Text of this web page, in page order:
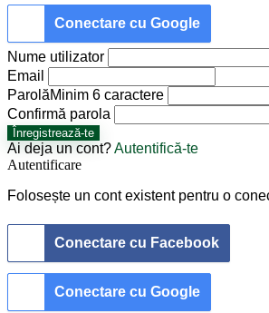
Conectare cu Google
Nume utilizator
Email
ParolăMinim 6 caractere
Confirmă parola
Înregistrează-te
Ai deja un cont?Autentifică-te
Autentificare
Folosește un cont existent pentru o
Conectare cu Facebook
Conectare cu Google